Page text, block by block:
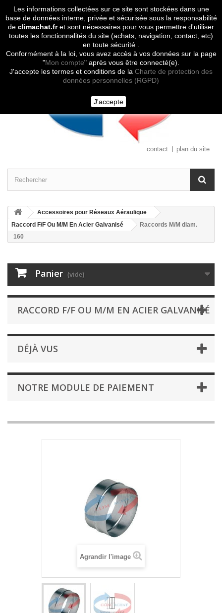
Les informations collectées sur ce site sont stockées dans une
base de données interne, privée et sécurisée sous la responsabilité
de climachat.fret sont nécessaires pour vous permettre d'utiliser
toutes les fonctionnalités du site (achats, navigation, contact, etc)
en toute sécurité .
Conformément à la loi, vous avez accès à vos données sur la page
"Mon compte" après vous être connecté(e).
J'accepte les termes et conditions de la Charte de protection des
données personnelles (RGPD)
J'accepte
Contactez-nous
contact plan du site
Accessoires pour Réseaux Aéraulique
Raccord F/F Ou M/M En Acier Galvanisé
Raccords M/M diam.
160
Panier (vide)
RACCORD F/F OU M/M EN ACIER GALVANISÉ
DÉJÀ VUS
NOTRE MODULE DE PAIEMENT
Agrandir l'image